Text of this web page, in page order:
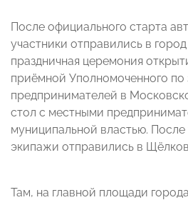
После официального старта
участники отправились в
праздничная церемония
приёмной Уполномоченного по
предпринимателей в
стол с местными
муниципальной властью.
экипажи отправились в
Там, на главной площади